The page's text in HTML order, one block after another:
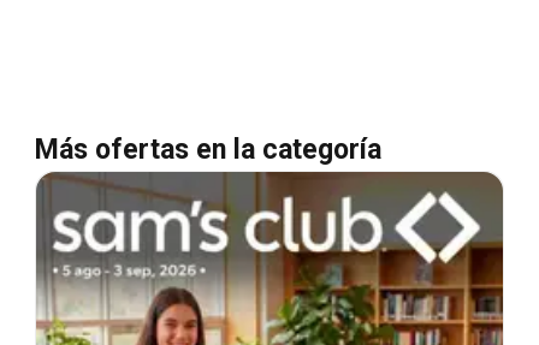
Más ofertas en la categoría